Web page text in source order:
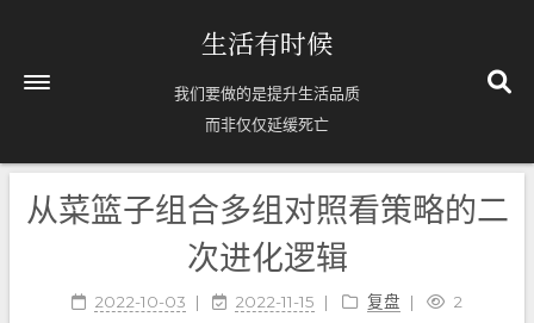
生活有时候
我们要做的是提升生活品质
而非仅仅延缓死亡
首页
Timelines
从菜篮子组合多组对照看策略的二
次进化逻辑
2022-10-03 2022-11-15 复盘
2